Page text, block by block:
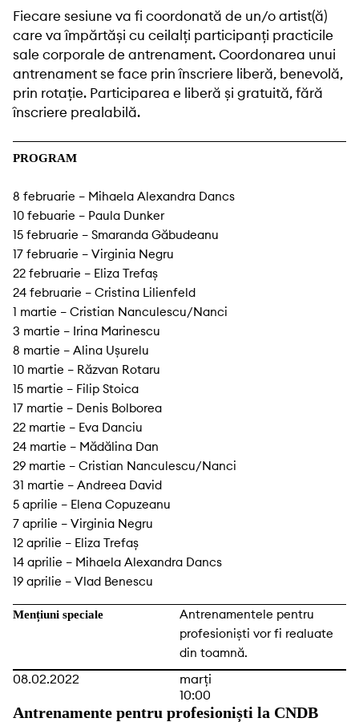
Fiecare sesiune va fi coordonată de un/o artist(ă)
care va împărtăși cu ceilalți participanți practicile
sale corporale de antrenament. Coordonarea unui
antrenament se face prin înscriere liberă, benevolă,
prin rotație. Participarea e liberă și gratuită, fără
înscriere prealabilă.
PROGRAM
8 februarie – Mihaela Alexandra Dancs
10 febuarie – Paula Dunker
15 februarie – Smaranda Găbudeanu
17 februarie – Virginia Negru
22 februarie – Eliza Trefaș
24 februarie – Cristina Lilienfeld
1 martie – Cristian Nanculescu/Nanci
3 martie – Irina Marinescu
8 martie – Alina Ușurelu
10 martie – Răzvan Rotaru
15 martie – Filip Stoica
17 martie – Denis Bolborea
22 martie – Eva Danciu
24 martie – Mădălina Dan
29 martie – Cristian Nanculescu/Nanci
31 martie – Andreea David
5 aprilie – Elena Copuzeanu
7 aprilie – Virginia Negru
12 aprilie – Eliza Trefaș
14 aprilie – Mihaela Alexandra Dancs
19 aprilie – Vlad Benescu
Mențiuni speciale
Antrenamentele pentru
profesioniști vor fi realuate
din toamnă.
08.02.2022
marți
10:00
Antrenamente pentru profesioniști la CNDB